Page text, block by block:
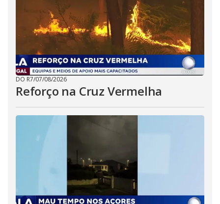
DO R7/07/08/2026
Reforço na Cruz Vermelha